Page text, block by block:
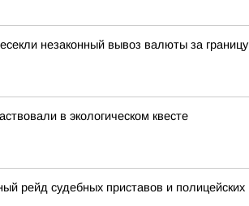
незаконный вывоз валюты за границу
в экологическом квесте
рейд судебных приставов и полицейских